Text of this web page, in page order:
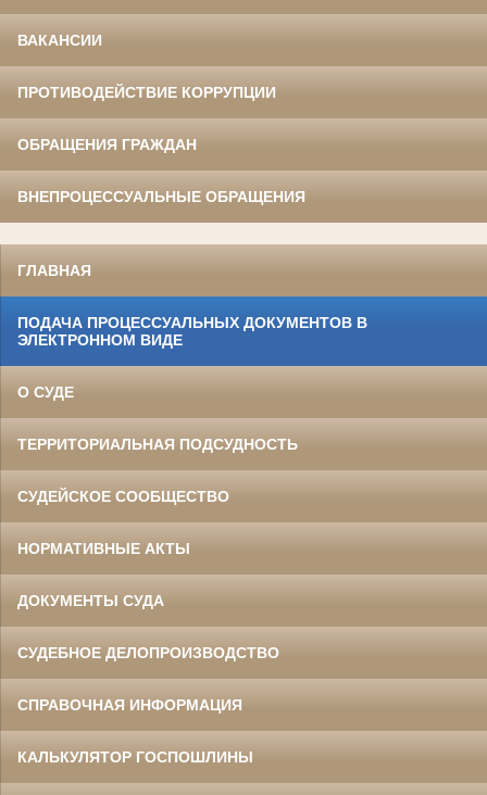
ВАКАНСИИ
ПРОТИВОДЕЙСТВИЕ КОРРУПЦИИ
ОБРАЩЕНИЯ ГРАЖДАН
ВНЕПРОЦЕССУАЛЬНЫЕ ОБРАЩЕНИЯ
ГЛАВНАЯ
ПОДАЧА ПРОЦЕССУАЛЬНЫХ ДОКУМЕНТОВ В
ЭЛЕКТРОННОМ ВИДЕ
О СУДЕ
ТЕРРИТОРИАЛЬНАЯ ПОДСУДНОСТЬ
СУДЕЙСКОЕ СООБЩЕСТВО
НОРМАТИВНЫЕ АКТЫ
ДОКУМЕНТЫ СУДА
СУДЕБНОЕ ДЕЛОПРОИЗВОДСТВО
СПРАВОЧНАЯ ИНФОРМАЦИЯ
КАЛЬКУЛЯТОР ГОСПОШЛИНЫ